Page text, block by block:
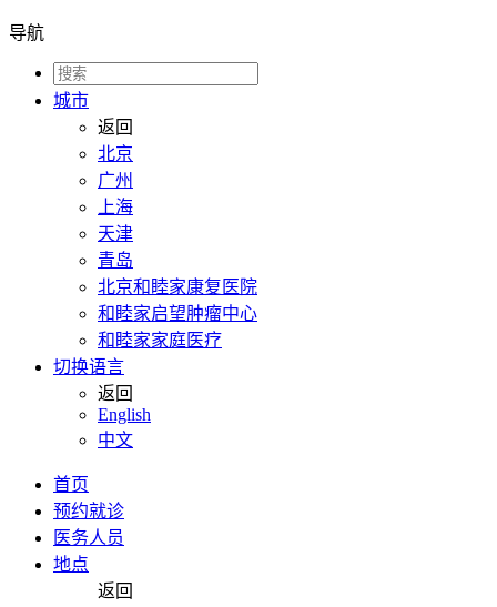
导航
城市
返回
北京
广州
上海
天津
青岛
北京和睦家康复医院
和睦家启望肿瘤中心
和睦家家庭医疗
切换语言
返回
English
中文
首页
预约就诊
医务人员
地点
返回